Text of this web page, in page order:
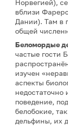
Норвегией),
вблизи
Дании). Там в
общей
Беломордые
частые гости
изучен
аспекты
недостаточно
поведение,
белобокие,
дельфины, их